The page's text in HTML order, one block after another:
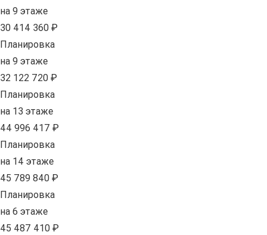
на 9 этаже
30 414 360 ₽
Планировка
на 9 этаже
32 122 720 ₽
Планировка
на 13 этаже
44 996 417 ₽
Планировка
на 14 этаже
45 789 840 ₽
Планировка
на 6 этаже
45 487 410 ₽